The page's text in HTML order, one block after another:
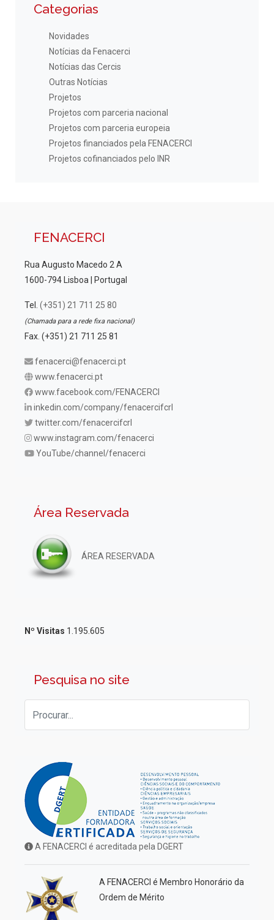
Categorias
Novidades
Notícias da Fenacerci
Notícias das Cercis
Outras Notícias
Projetos
Projetos com parceria nacional
Projetos com parceria europeia
Projetos financiados pela FENACERCI
Projetos cofinanciados pelo INR
FENACERCI
Rua Augusto Macedo 2 A
1600-794 Lisboa | Portugal
Tel. (+351) 21 711 25 80
(Chamada para a rede fixa nacional)
Fax. (+351) 21 711 25 81
fenacerci@fenacerci.pt
www.fenacerci.pt
www.facebook.com/FENACERCI
inkedin.com/company/fenacercifcrl
twitter.com/fenacercifcrl
www.instagram.com/fenacerci
YouTube/channel/fenacerci
Área Reservada
ÁREA RESERVADA
Nº Visitas 1.195.605
Pesquisa no site
A FENACERCI é acreditada pela DGERT
A FENACERCI é Membro Honorário da
Ordem de Mérito